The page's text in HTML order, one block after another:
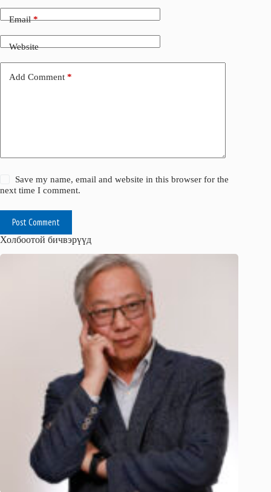
Email*
Website
Add Comment *
Save my name, email and website in this browser for the
next time I comment.
Post Comment
Холбоотой бичвэрүүд